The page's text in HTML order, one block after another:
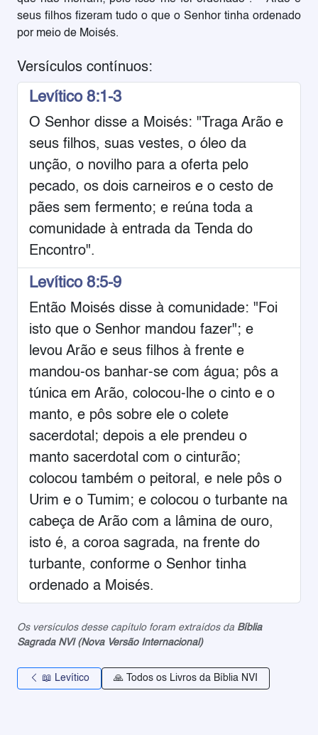
seus filhos fizeram tudo o que o Senhor tinha ordenado
por meio de Moisés.
Versículos contínuos:
Levítico 8:1-3
O Senhor disse a Moisés: "Traga Arão e
seus filhos, suas vestes, o óleo da
unção, o novilho para a oferta pelo
pecado, os dois carneiros e o cesto de
pães sem fermento; e reúna toda a
comunidade à entrada da Tenda do
Encontro".
Levítico 8:5-9
Então Moisés disse à comunidade: "Foi
isto que o Senhor mandou fazer"; e
levou Arão e seus filhos à frente e
mandou-os banhar-se com água; pôs a
túnica em Arão, colocou-lhe o cinto e o
manto, e pôs sobre ele o colete
sacerdotal; depois a ele prendeu o
manto sacerdotal com o cinturão;
colocou também o peitoral, e nele pôs o
Urim e o Tumim; e colocou o turbante na
cabeça de Arão com a lâmina de ouro,
isto é, a coroa sagrada, na frente do
turbante, conforme o Senhor tinha
ordenado a Moisés.
Os versículos desse capítulo foram extraídos da Bíblia
Sagrada NVI (Nova Versão Internacional)
📖 Levítico 🙏 Todos os Livros da Bíblia NVI